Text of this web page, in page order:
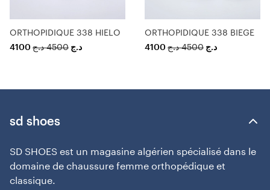
ORTHOPIDIQUE 338 HIELO
4100
د.ج 4500 د.ج
ORTHOPIDIQUE 338 BIEGE
4100
د.ج 4500 د.ج
sd shoes
SD SHOES est un magasine algérien spécialisé dans le
domaine de chaussure femme orthopédique et
classique.